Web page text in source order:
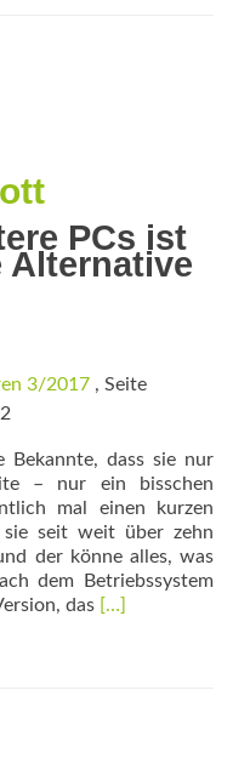
PCs ist
Alternative
3/2017 , Seite
Bekannte, dass sie nur
– nur ein bisschen
mal einen kurzen
sie seit weit über zehn
der könne alles, was
dem Betriebssystem
das Read
[…]